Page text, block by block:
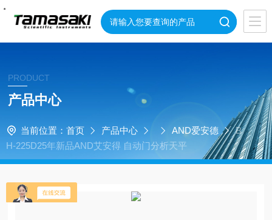
PRODUCT
产品中心
当前位置： 首页 产品中心 AND爱安德
B
H-225D25年新品AND艾安得 自动门分析天平
・・・・・